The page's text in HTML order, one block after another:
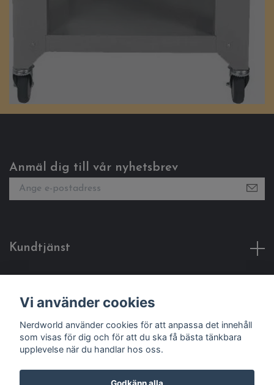
Anmäl dig till vår nyhetsbrev
Kundtjänst
Sociala medier
Vi använder cookies
Nerdworld använder cookies för att anpassa det innehåll
som visas för dig och för att du ska få bästa tänkbara
upplevelse när du handlar hos oss.
Godkänn alla